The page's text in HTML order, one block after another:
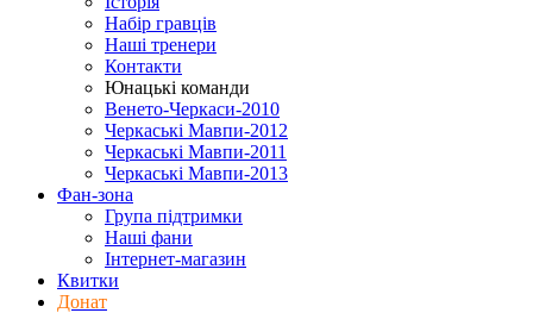
Набір гравців
Наші тренери
Контакти
Юнацькі команди
Венето-Черкаси-2010
Черкаські Мавпи-2012
Черкаські Мавпи-2011
Черкаські Мавпи-2013
Фан-зона
Група підтримки
Наші фани
Інтернет-магазин
Квитки
Донат